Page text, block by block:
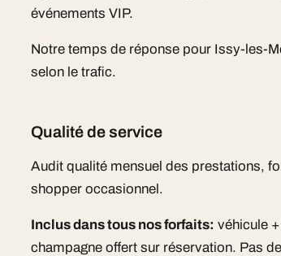
événements VIP.
Notre temps de réponse pour Issy-les-
selon le trafic.
Qualité de service
Audit qualité mensuel des prestations,
shopper occasionnel.
Inclus dans tous nos forfaits: véhicule
champagne offert sur réservation. Pas